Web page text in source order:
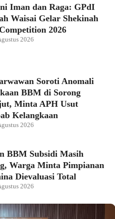
Iman dan Raga: GPdI
Waisai Gelar Shekinah
2026
2026
Soroti Anomali
BBM di Sorong
Minta APH Usut
Kelangkaan
2026
BBM Subsidi Masih
Warga Minta Pimpianan
Dievaluasi Total
2026